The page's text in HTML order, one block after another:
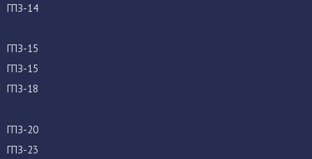
ГПЗ-14
ГПЗ-15
ГПЗ-15
ГПЗ-18
ГПЗ-20
ГПЗ-23